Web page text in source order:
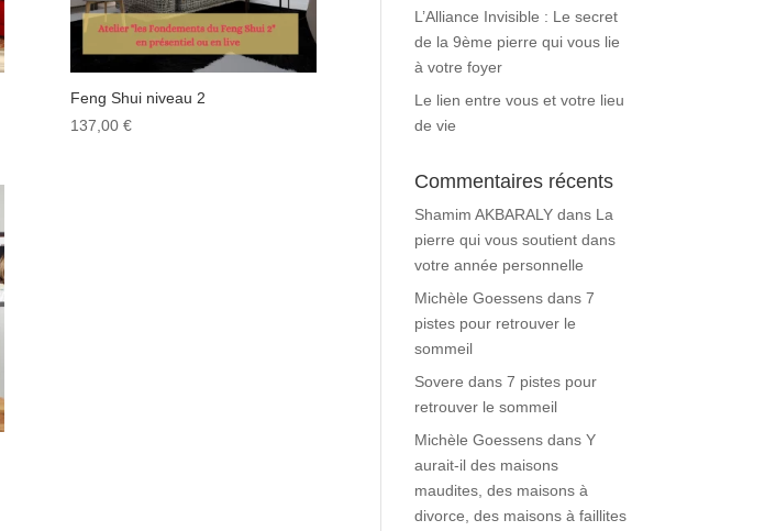
Feng Shui niveau 2
137,00 €
L’Alliance Invisible : Le secret
de la 9ème pierre qui vous lie
à votre foyer
Le lien entre vous et votre lieu
de vie
Commentaires récents
Shamim AKBARALY dans La
pierre qui vous soutient dans
votre année personnelle
Michèle Goessens dans7
pistes pour retrouver le
sommeil
Sovere dans7 pistes pour
retrouver le sommeil
Michèle Goessens dansY
aurait-il des maisons
maudites, des maisons à
divorce, des maisons à faillites